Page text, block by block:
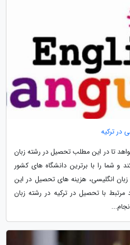
در ترکیه
تا در این مطلب تحصیل در رشته زبان
و شما را با برترین دانشگاه های کشور
انگلیسی، هزینه های تحصیل در این
با تحصیل در ترکیه در رشته زبان